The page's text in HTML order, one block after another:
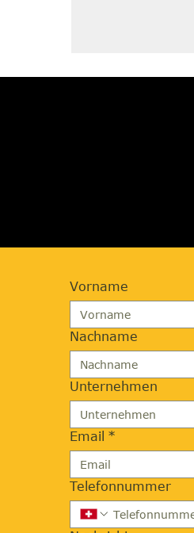
Vorname
Nachname
Unternehmen
Email *
Telefonnummer